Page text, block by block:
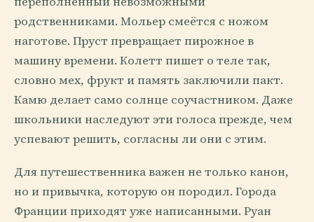
родственниками. Мольер смеётся с ножом
наготове. Пруст превращает пирожное в
машину времени. Колетт пишет о теле так,
словно мех, фрукт и память заключили пакт.
Камю делает само солнце соучастником. Даже
школьники наследуют эти голоса прежде, чем
успевают решить, согласны ли они с этим.
Для путешественника важен не только канон,
но и привычка, которую он породил. Города
Франции приходят уже написанными. Руан